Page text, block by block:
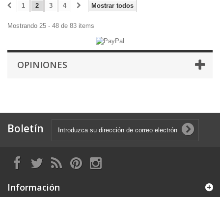
Mostrar todos
1 2 3 4
Mostrando 25 - 48 de 83 items
OPINIONES
Boletín
Información